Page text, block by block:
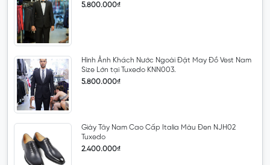
5.800.000₫
Hình Ảnh Khách Nước Ngoài Đặt May Đồ Vest Nam
Size Lớn tại Tuxedo KNN003.
5.800.000₫
Giày Tây Nam Cao Cấp Italia Màu Đen NJH02
Tuxedo
2.400.000₫